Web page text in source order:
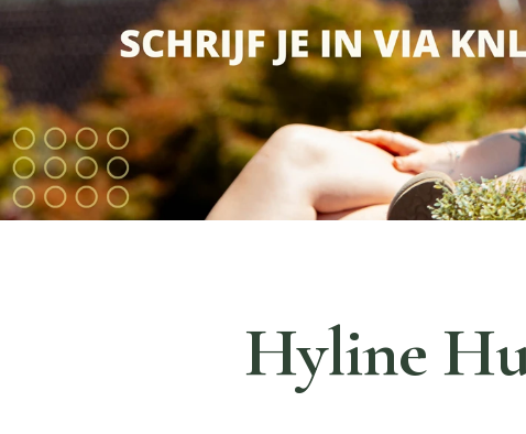
Hyline